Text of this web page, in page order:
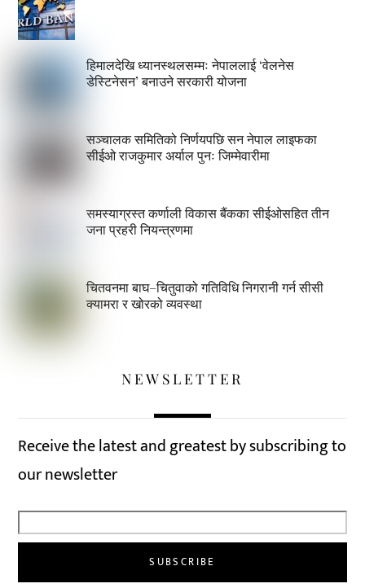
हिमालदेखि ध्यानस्थलसम्मः नेपाललाई ‘वेलनेस
डेस्टिनेसन’ बनाउने सरकारी योजना
सञ्चालक समितिको निर्णयपछि सन नेपाल लाइफका
सीईओ राजकुमार अर्याल पुनः जिम्मेवारीमा
समस्याग्रस्त कर्णाली विकास बैंकका सीईओसहित तीन
जना प्रहरी नियन्त्रणमा
चितवनमा बाघ–चितुवाको गतिविधि निगरानी गर्न सीसी
क्यामरा र खोरको व्यवस्था
NEWSLETTER
Receive the latest and greatest by subscribing to
our newsletter